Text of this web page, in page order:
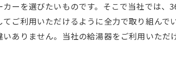
ーを選びたいものです。そこで当社では、
ご利用いただけるように全力で取り組んで
ありません。当社の給湯器をご利用いただ